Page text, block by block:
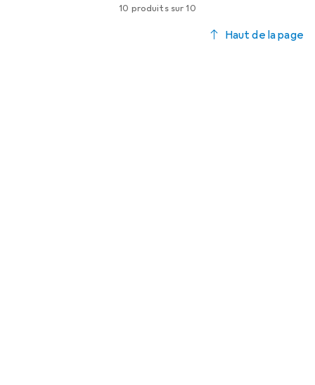
10 produits sur 10
Haut de la page